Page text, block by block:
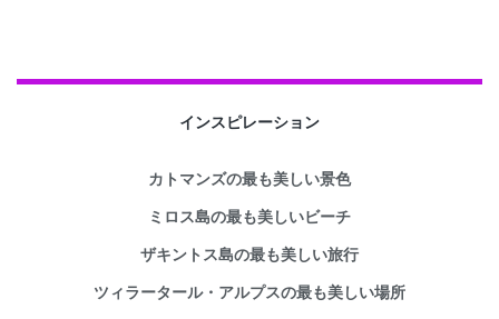
インスピレーション
カトマンズの最も美しい景色
ミロス島の最も美しいビーチ
ザキントス島の最も美しい旅行
ツィラータール・アルプスの最も美しい場所